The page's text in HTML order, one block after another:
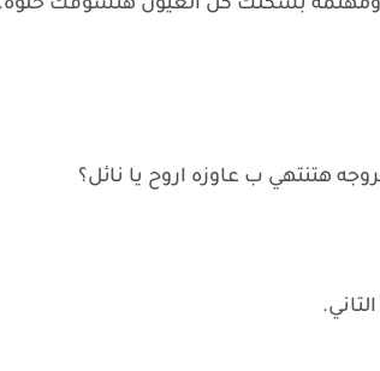
ومهتمه بشكلك كل العيون هتشوفك حلوه.
هتنتهي ب عاوزه اروح يا نائل؟